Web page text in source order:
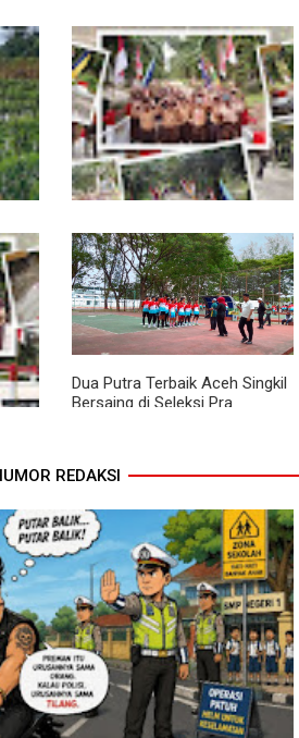
Jembatan Garuda Rampung,
Akses Warga Teladan Baru–
Kuala Kepeng Kini Semakin
Lancar
Dua Putra Terbaik Aceh Singkil
Bersaing di Seleksi Pra
REDAKSI